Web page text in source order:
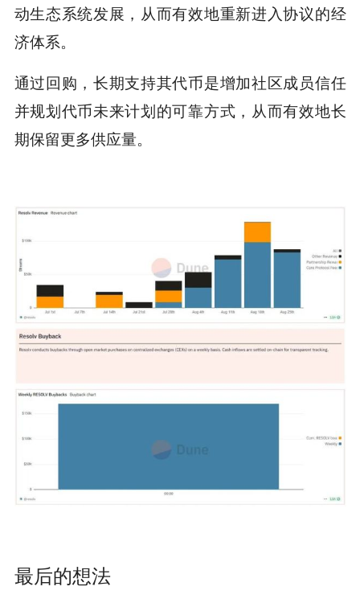
动生态系统发展，从而有效地重新进入协议的经
济体系。
通过回购，长期支持其代币是增加社区成员信任
并规划代币未来计划的可靠方式，从而有效地长
期保留更多供应量。
最后的想法